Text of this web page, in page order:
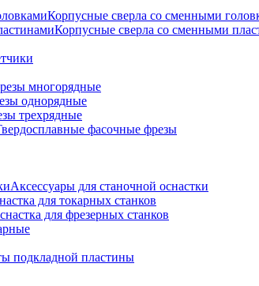
Корпусные сверла со сменными
Корпусные сверла со сменными
многорядные
однорядные
трехрядные
фасочные фрезы
Аксессуары для станочной оснастки
для токарных станков
для фрезерных станков
подкладной пластины